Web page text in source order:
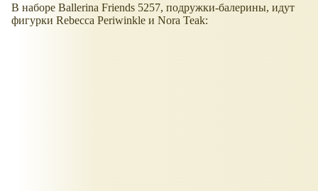
В наборе Ballerina Friends 5257, подружки-балерины, идут
фигурки Rebecca Periwinkle и Nora Teak: